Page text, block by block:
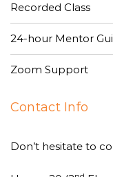
Recorded Class
24-hour Mentor
Zoom Support
Contact Info
Don’t hesitate to